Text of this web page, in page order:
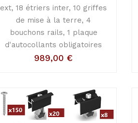
ext, 18 étriers inter, 10 griffes
de mise à la terre, 4
bouchons rails, 1 plaque
d'autocollants obligatoires
989,00 €